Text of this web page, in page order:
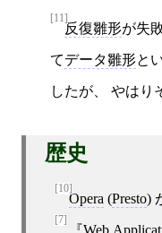
[11]
反復雛形が失
てデータ雛形と
したが、 やはり
歴史
[10]
Opera (Presto)
[7]
Web